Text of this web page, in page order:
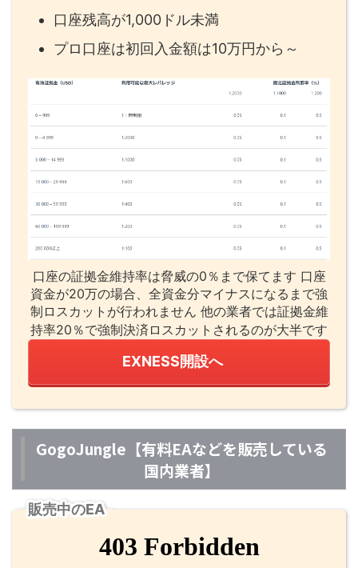
口座残高が1,000ドル未満
プロ口座は初回入金額は10万円から～
口座の証拠金維持率は脅威の0％まで保てます 口座
資金が20万の場合、全資金分マイナスになるまで強
制ロスカットが行われません 他の業者では証拠金維
持率20％で強制決済ロスカットされるのが大半です
EXNESS開設へ
GogoJungle【有料EAなどを販売している
国内業者】
販売中のEA